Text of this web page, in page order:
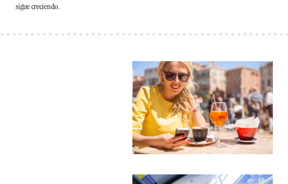
sigue creciendo.